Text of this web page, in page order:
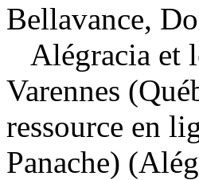
Bellavance,
Alégracia et
Varennes
ressource en
Panache)